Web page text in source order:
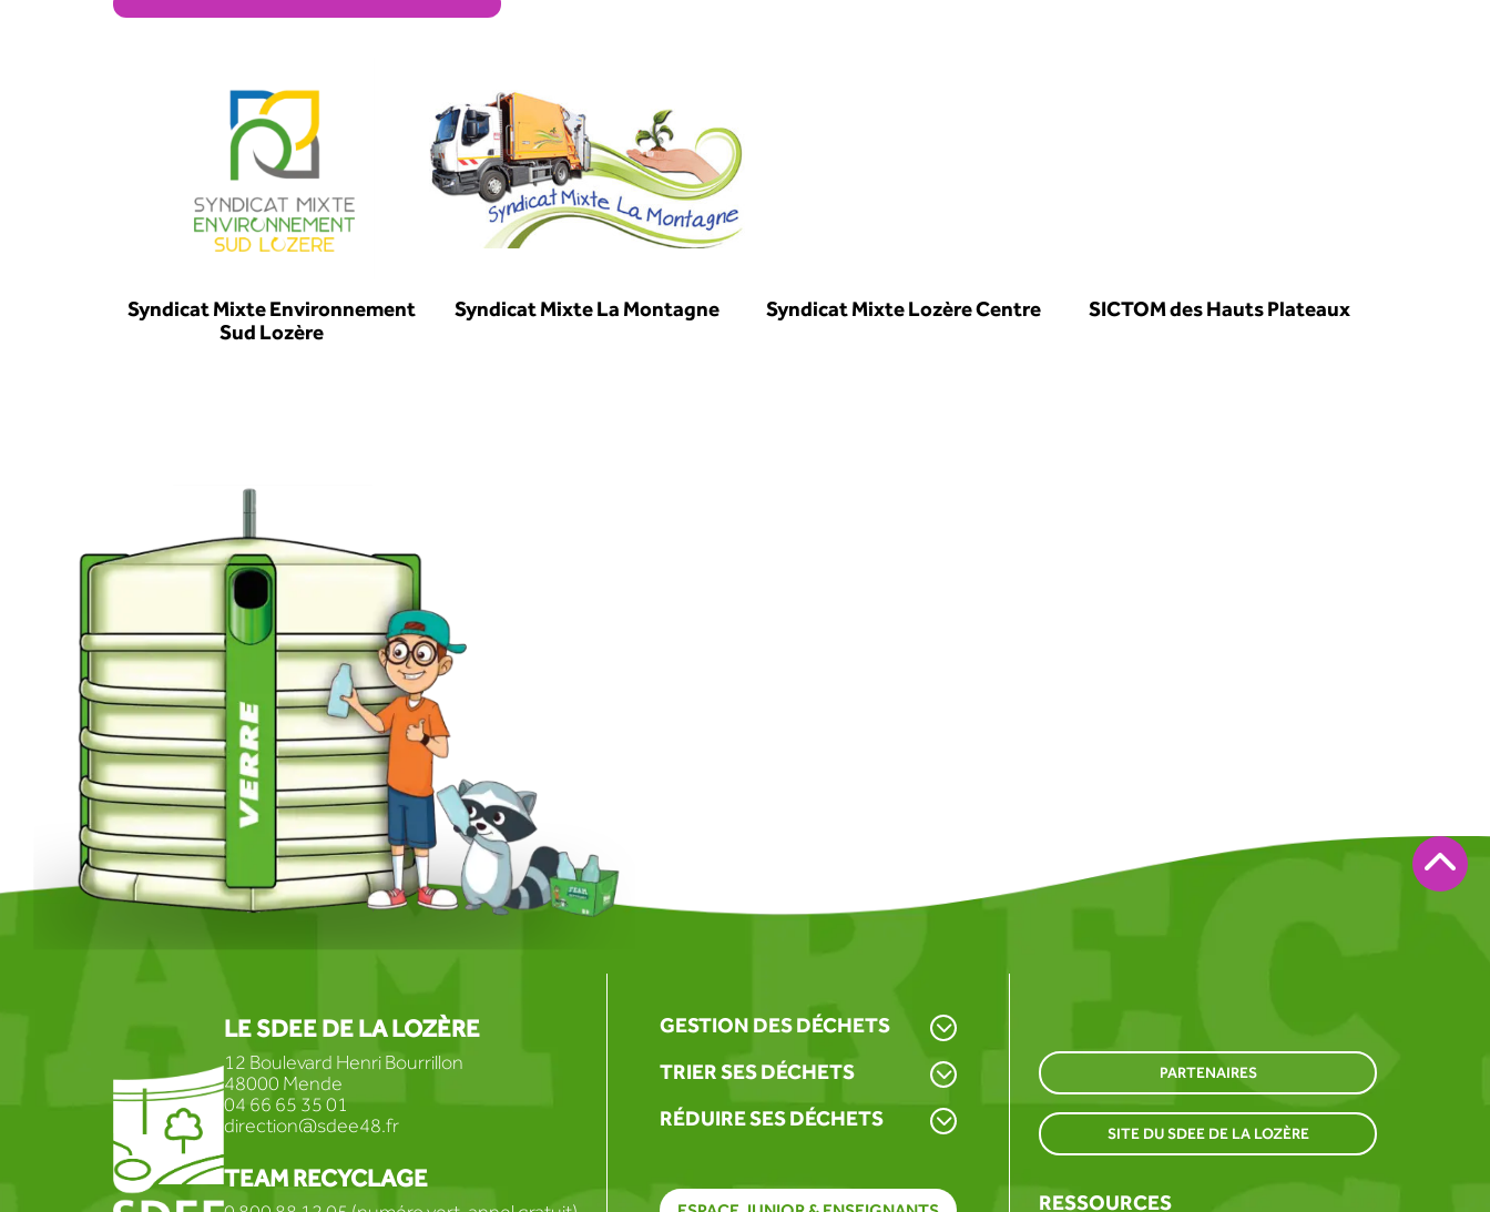
Syndicat Mixte Environnement
Sud Lozère
Syndicat Mixte La Montagne Syndicat Mixte Lozère Centre SICTOM des Hauts Plateaux
LE SDEE DE LA LOZÈRE
12 Boulevard Henri Bourrillon
48000 Mende
04 66 65 35 01
direction@sdee48.fr
TEAM RECYCLAGE
GESTION DES DÉCHETS
TRIER SES DÉCHETS
RÉDUIRE SES DÉCHETS
PARTENAIRES
SITE DU SDEE DE LA LOZÈRE
RESSOURCES